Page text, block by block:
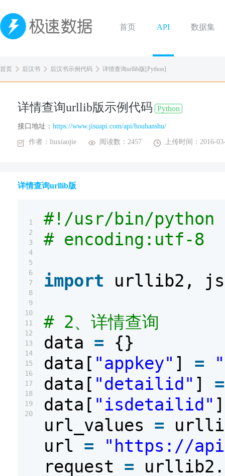
首页 API 数据集
首页 后汉书 后汉书示例代码 详情查询urllib版[Python]
详情查询urllib版示例代码 Python
接口地址： https://www.jisuapi.com/api/houhanshu/
作者：liuxiaojie 阅读数：2457 上传时间：2016-
详情查询urllib版
1
2
3
4
5
6
7
8
9
10
11
12
13
14
15
16
17
18
19
20
#!/usr/bin/python
# encoding:utf-8
import urllib2,
# 2、详情查询
data = {}
data[ "appkey" ] =
data[ "detailid" ] =
data[ "isdetailid"
url_values =
url =
"https://
request =